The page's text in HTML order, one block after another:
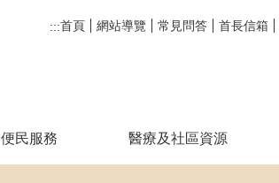
:::首頁 網站導覽 常見問答 首長信箱
便民服務 醫療及社區資源